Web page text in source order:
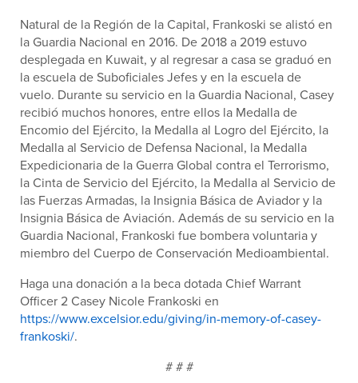
Natural de la Región de la Capital, Frankoski se alistó en
la Guardia Nacional en 2016. De 2018 a 2019 estuvo
desplegada en Kuwait, y al regresar a casa se graduó en
la escuela de Suboficiales Jefes y en la escuela de
vuelo. Durante su servicio en la Guardia Nacional, Casey
recibió muchos honores, entre ellos la Medalla de
Encomio del Ejército, la Medalla al Logro del Ejército, la
Medalla al Servicio de Defensa Nacional, la Medalla
Expedicionaria de la Guerra Global contra el Terrorismo,
la Cinta de Servicio del Ejército, la Medalla al Servicio de
las Fuerzas Armadas, la Insignia Básica de Aviador y la
Insignia Básica de Aviación. Además de su servicio en la
Guardia Nacional, Frankoski fue bombera voluntaria y
miembro del Cuerpo de Conservación Medioambiental.
Haga una donación a la beca dotada Chief Warrant
Officer 2 Casey Nicole Frankoski en
https://www.excelsior.edu/giving/in-memory-of-casey-
frankoski/.
# # #